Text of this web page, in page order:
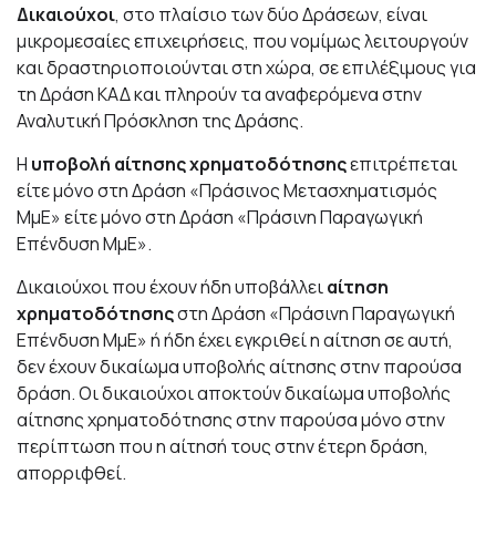
Δικαιούχοι, στο πλαίσιο των δύο Δράσεων, είναι
μικρομεσαίες επιχειρήσεις, που νομίμως λειτουργούν
και δραστηριοποιούνται στη χώρα, σε επιλέξιμους για
τη Δράση ΚΑΔ και πληρούν τα αναφερόμενα στην
Αναλυτική Πρόσκληση της Δράσης.
H υποβολή αίτησης χρηματοδότησηςεπιτρέπεται
είτε μόνο στη Δράση «Πράσινος Μετασχηματισμός
ΜμΕ» είτε μόνο στη Δράση «Πράσινη Παραγωγική
Επένδυση ΜμΕ».
Δικαιούχοι που έχουν ήδη υποβάλλειαίτηση
χρηματοδότησηςστη Δράση «Πράσινη Παραγωγική
Επένδυση ΜμΕ» ή ήδη έχει εγκριθεί η αίτηση σε αυτή,
δεν έχουν δικαίωμα υποβολής αίτησης στην παρούσα
δράση. Οι δικαιούχοι αποκτούν δικαίωμα υποβολής
αίτησης χρηματοδότησης στην παρούσα μόνο στην
περίπτωση που η αίτησή τους στην έτερη δράση,
απορριφθεί.